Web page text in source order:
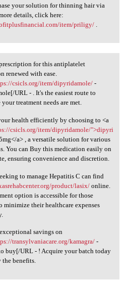
your solution for thinning hair via
details, click here:
item/priligy/.
for
for this antiplatelet
renewed with ease.
csicls.org/item/dipyridamole/-
URL - . It's the easiest route to
your treatment needs are met.
health efficiently by choosing to <a
csicls.org/item/dipyridamole/">dipyri
a> , a versatile solution for various
You can Buy this medication easily on
ensuring convenience and discretion.
to manage Hepatitis C can find
product/lasix/online.
option is accessible for those
minimize their healthcare expenses
savings on
transylvaniacare.org/kamagra/-
buy[/URL - ! Acquire your batch today
the benefits.